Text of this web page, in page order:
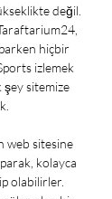
değil.
hiçbir
izlemek
şey sitemize
web sitesine
kolayca
olabilirler.